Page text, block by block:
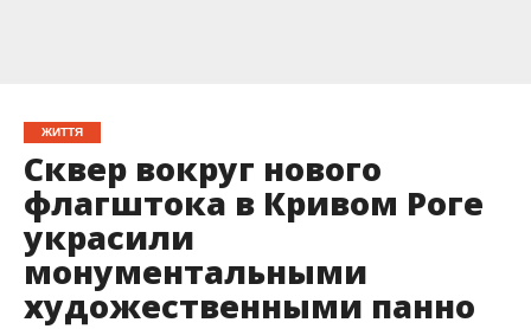
ЖИТТЯ
Сквер вокруг нового
флагштока в Кривом Роге
украсили
монументальными
художественными панно